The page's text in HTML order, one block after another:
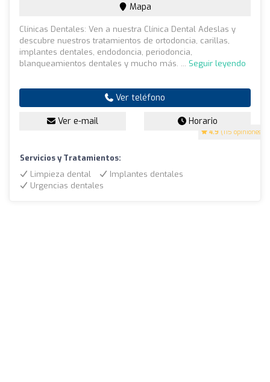
4.9 (115 opiniones)
Mapa
Clínicas Dentales: Ven a nuestra Clínica Dental Adeslas y
descubre nuestros tratamientos de ortodoncia, carillas,
implantes dentales, endodoncia, periodoncia,
blanqueamientos dentales y mucho más. ... Seguir leyendo
Ver teléfono
Ver e-mail Horario
Servicios y Tratamientos:
Limpieza dental
Implantes dentales
Urgencias dentales